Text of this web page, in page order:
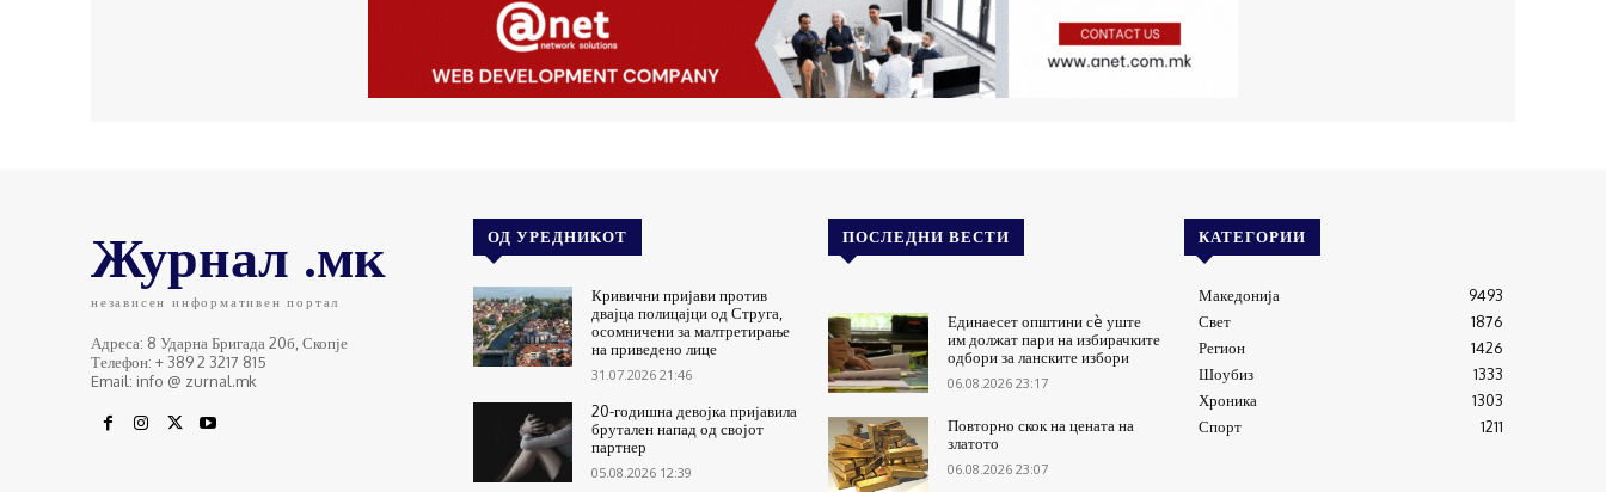
Журнал .мк
независен информативен портал
Адреса: 8 Ударна Бригада 20б, Скопје
Телефон: + 389 2 3217 815
Email: info @ zurnal.mk
ОД УРЕДНИКОТ
Кривични пријави против
двајца полицајци од Струга,
осомничени за малтретирање
на приведено лице
31.07.2026 21:46
20-годишна девојка пријавила
брутален напад од својот
партнер
05.08.2026 12:39
ПОСЛЕДНИ ВЕСТИ
Единаесет општини сè уште
им должат пари на избирачките
одбори за ланските избори
06.08.2026 23:17
Повторно скок на цената на
златото
06.08.2026 23:07
КАТЕГОРИИ
Македонија
9493
Свет
1876
Регион
1426
Шоубиз
1333
Хроника
1303
Спорт
1211